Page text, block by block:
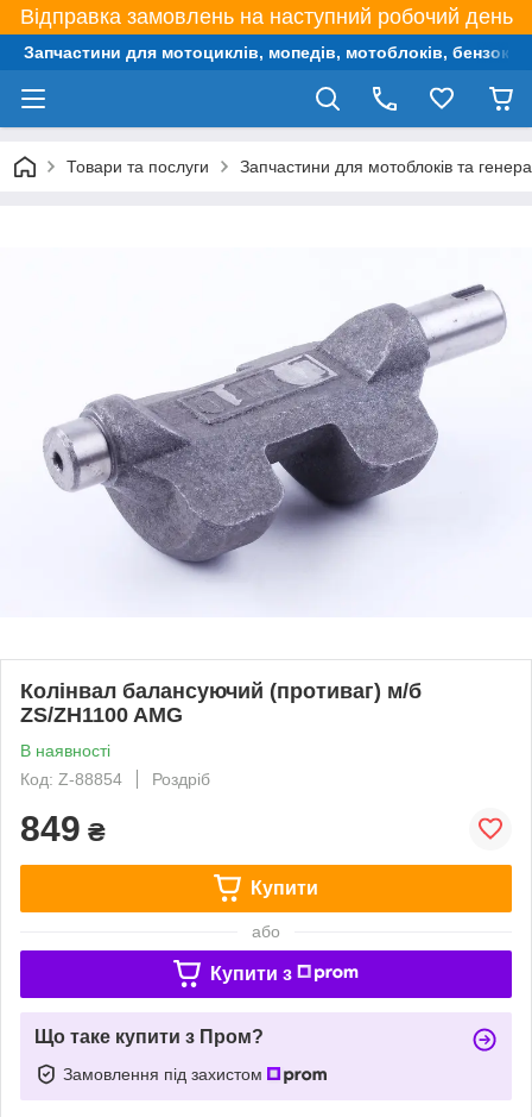
Відправка замовлень на наступний робочий день
Запчастини для мотоциклів, мопедів, мотоблоків,
Товари та послуги Запчастини для мотоблоків та
Колінвал балансуючий (противаг) м/б
ZS/ZH1100 AMG
В наявності
Код: Z-88854
Роздріб
849 ₴
Купити
або
Купити з
Що таке купити з Пром?
Замовлення під захистом